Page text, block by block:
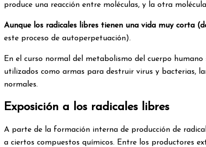
produce una reacción entre moléculas, y la otra
Aunque los radicales libres tienen una vida muy corta
este proceso de autoperpetuación).
En el curso normal del metabolismo del cuerpo
utilizados como armas para destruir virus y bacterias,
normales.
Exposición a los radicales libres
A parte de la formación interna de producción de
a ciertos compuestos químicos. Entre los productores